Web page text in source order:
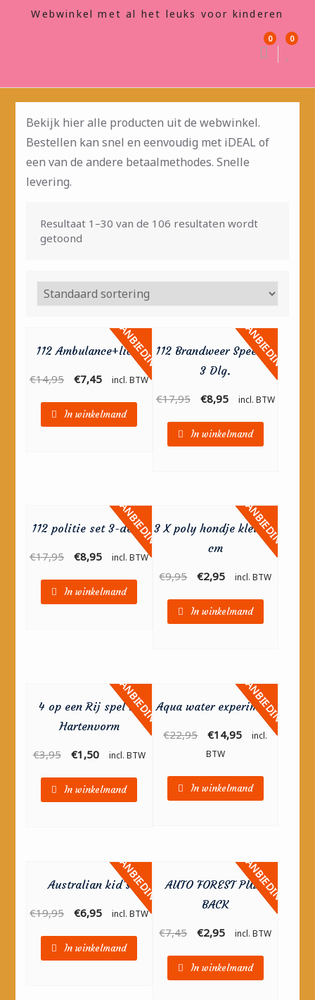
Webwinkel met al het leuks voor kinderen
0
0
Bekijk hier alle producten uit de webwinkel.
Bestellen kan snel en eenvoudig met iDEAL of
een van de andere betaalmethodes. Snelle
levering.
Resultaat 1–30 van de 106 resultaten wordt
getoond
AANBIEDING!
112 Ambulance+licht
€14,95 €7,45 incl. BTW
In winkelmand
AANBIEDING!
112 Brandweer Speelset
3 Dlg.
€17,95 €8,95 incl. BTW
In winkelmand
AANBIEDING!
112 politie set 3-delig
€17,95 €8,95 incl. BTW
In winkelmand
AANBIEDING!
3 X poly hondje klein 11
cm
€9,95 €2,95 incl. BTW
In winkelmand
AANBIEDING!
4 op een Rij spel in
Hartenvorm
€3,95 €1,50 incl. BTW
In winkelmand
AANBIEDING!
Aqua water experiment
€22,95 €14,95
incl.
BTW
In winkelmand
AANBIEDING!
Australian kid’s
€19,95 €6,95 incl. BTW
In winkelmand
AANBIEDING!
AUTO FOREST PULL
BACK
€7,45 €2,95 incl. BTW
In winkelmand